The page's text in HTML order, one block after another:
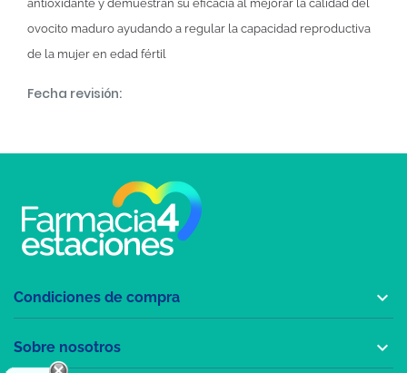
ovocito maduro ayudando a regular la capacidad reproductiva
de la mujer en edad fértil
Fecha revisión:
Condiciones de compra 
Sobre nosotros 